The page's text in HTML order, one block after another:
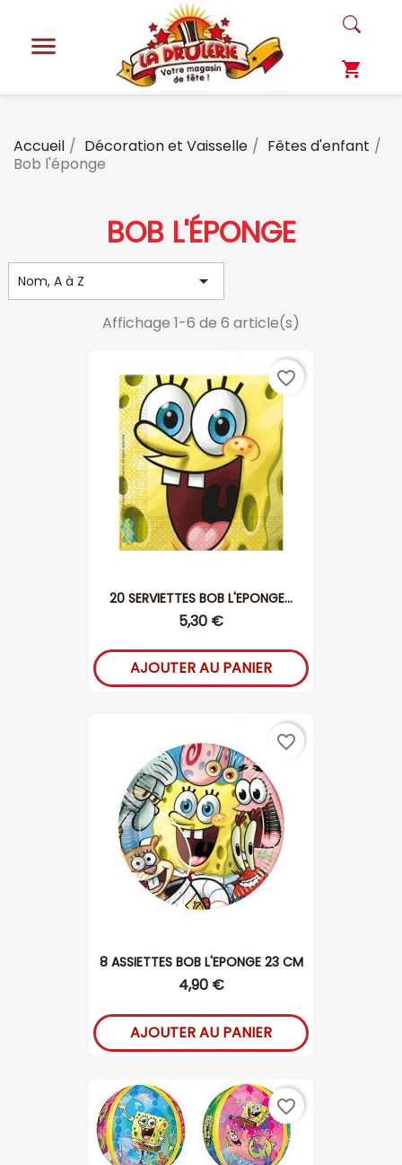

shopping_cart
Accueil Décoration et Vaisselle
Fêtes d'enfant
Bob l'éponge
BOB L'ÉPONGE
Nom, A à Z 
Affichage 1-6 de 6 article(s)
20 SERVIETTES BOB L'EPONGE...
5,30 €
AJOUTER AU PANIER
favorite_border
8 ASSIETTES BOB L'EPONGE 23 CM
4,90 €
AJOUTER AU PANIER
favorite_border
favorite_border